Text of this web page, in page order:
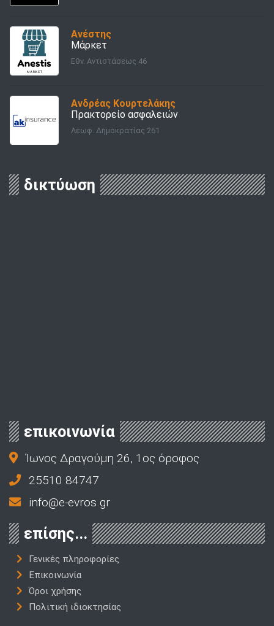
Ανέστης
Μάρκετ
Εθν. Αντιστάσεως 46
Ανδρέας Κουρτελάκης
Πρακτορείο ασφαλειών
Λεωφ. Δημοκρατίας 261
δικτύωση
επικοινωνία
Ίωνος Δραγούμη 26, 1ος όροφος
25510 84747
info@e-evros.gr
επίσης...
Γενικές πληροφορίες
Επικοινωνία
Όροι χρήσης
Πολιτική ιδιοκτησίας